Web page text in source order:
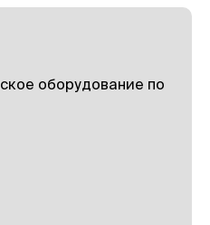
оборудование по